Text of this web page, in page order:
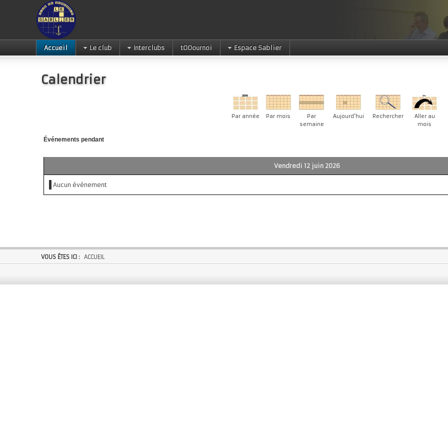
Accueil Le club Interclubs tOOournoi Espace Sablier
Calendrier
Par année Par mois
Par
semaine
Aujourd'hui Rechercher
Aller au
mois
Événements pendant
Vendredi 12 juin 2026
Aucun événement
VOUS ÊTES ICI : ACCUEIL